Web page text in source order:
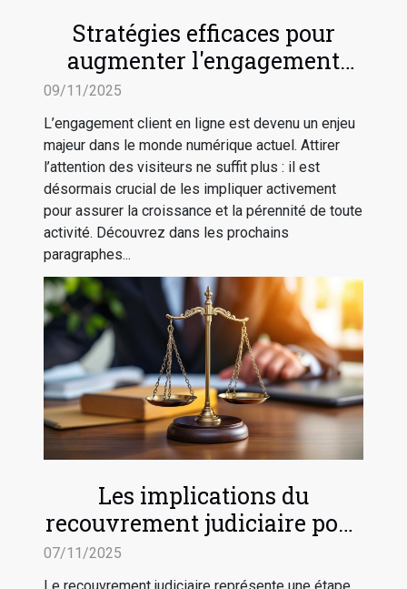
Stratégies efficaces pour
augmenter l'engagement
09/11/2025
L’engagement client en ligne est devenu un enjeu
majeur dans le monde numérique actuel. Attirer
l’attention des visiteurs ne suffit plus : il est
désormais crucial de les impliquer activement
pour assurer la croissance et la pérennité de toute
activité. Découvrez dans les prochains
paragraphes...
Les implications du
recouvrement judiciaire pour
les petites entreprises
07/11/2025